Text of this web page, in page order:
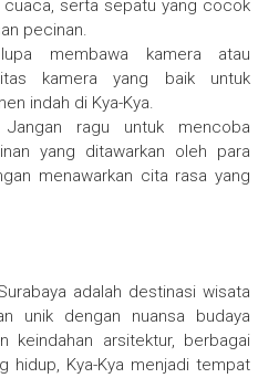
cuaca, serta sepatu yang cocok
pecinan.
membawa kamera atau
kamera yang baik untuk
indah di Kya-Kya.
ragu untuk mencoba
yang ditawarkan oleh para
menawarkan cita rasa yang
adalah destinasi wisata
unik dengan nuansa budaya
keindahan arsitektur, berbagai
hidup, Kya-Kya menjadi tempat